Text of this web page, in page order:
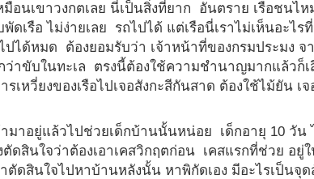
อนเขาวงกตเลย นี่เป็นสิ่งที่ยาก อันตราย เรือชนไ
เรือ ไม่ง่ายเลย รถไปได้ แต่เรือนี่เราไม่เห็นอะไร
ได้หมด ต้องยอมรับว่า เจ้าหน้าที่ของกรมประมง จา
าขับในทะเล ตรงนี้ต้องใช้ความชำนาญมากแล้วก็เ
หวี่ยงของเรือไปเจอสังกะสีกันสาด ต้องใช้ไม้ยัน เจ
ามาอยู่แล้วไปช่วยเด็กบ้านนั้นหน่อย เด็กอายุ 10 วั
ดสินใจว่าต้องเอาเคสวิกฤตก่อน เคสแรกที่ช่วย อยู่
ตัดสินใจไปหาบ้านหลังนั้น หาพิกัดเอง มีอะไรเป็น